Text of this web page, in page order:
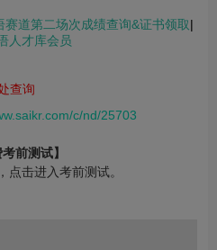
赛道第二场次成绩查询&证书领取|
人才库会员
查询
c/nd/25703
考前测试】
点击进入考前测试。